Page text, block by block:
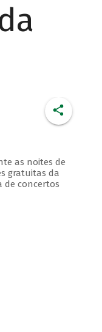
as noites de
gratuitas da
concertos